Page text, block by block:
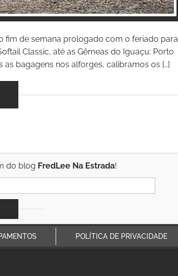
fim de semana prologado com o feriado para
Classic, até as Gêmeas do Iguaçu: Porto
as bagagens nos alforges, calibramos os […]
do blog FredLee Na Estrada!
POLÍTICA DE PRIVACIDADE